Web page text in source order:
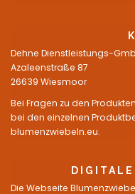
Dehne Dienstleistungs-
Azaleenstraße 87
26639 Wiesmoor
Bei Fragen zu den
bei den einzelnen
blumenzwiebeln.eu.
Die Webseite